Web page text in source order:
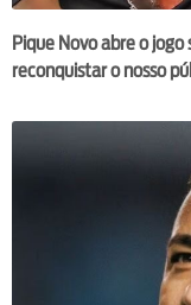
Pique Novo abre o
reconquistar o nosso